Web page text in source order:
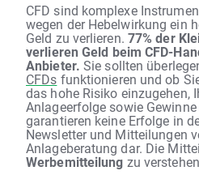
CFD sind komplexe
wegen der Hebelwirkung ein
Geld zu verlieren. 77% der
verlieren Geld beim CFD-
Anbieter. Sie sollten
CFDs funktionieren und ob
das hohe Risiko einzugehen,
Anlageerfolge sowie
garantieren keine Erfolge in
Newsletter und Mitteilungen
Anlageberatung dar. Die
Werbemitteilung zu